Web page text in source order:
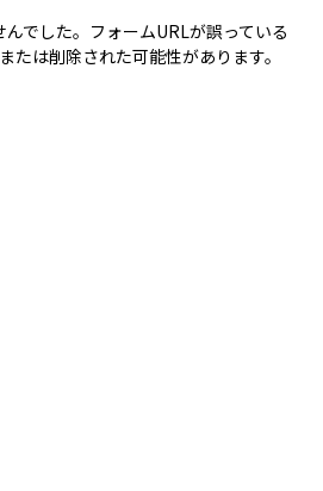
でした。フォームURLが誤っている
たは削除された可能性があります。